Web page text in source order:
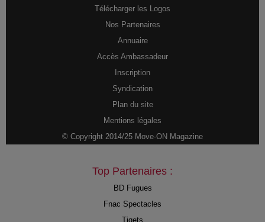
Télécharger les Logos
Nos Partenaires
Annuaire
Accès Ambassadeur
Inscription
Syndication
Plan du site
Mentions légales
© Copyright 2014/25 Move-ON Magazine
Top Partenaires :
BD Fugues
Fnac Spectacles
Tiqets